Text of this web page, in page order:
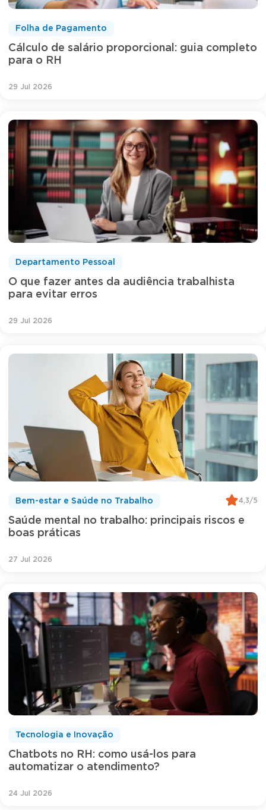
Cálculo de salário proporcional: guia completo
para o RH
Folha de Pagamento
29 Jul 2026
O que fazer antes da audiência trabalhista
para evitar erros
Departamento Pessoal
29 Jul 2026
Saúde mental no trabalho: principais riscos e
boas práticas
Bem-estar e Saúde no Trabalho 4,3/5
27 Jul 2026
Chatbots no RH: como usá-los para
automatizar o atendimento?
Tecnologia e Inovação
24 Jul 2026